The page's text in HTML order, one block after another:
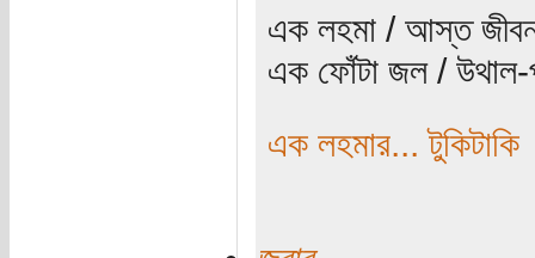
এক লহমা / আস্ত
এক ফোঁটা জল /
এক লহমার... টুকিটাকি